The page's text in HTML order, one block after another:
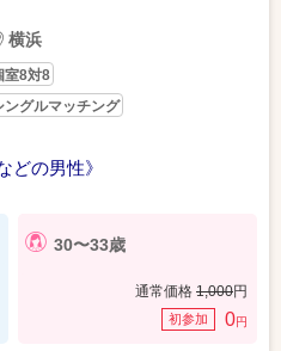
横浜
室8対8
ングルマッチング
どの男性》
30〜33歳
通常価格 1,000円
初参加 0円